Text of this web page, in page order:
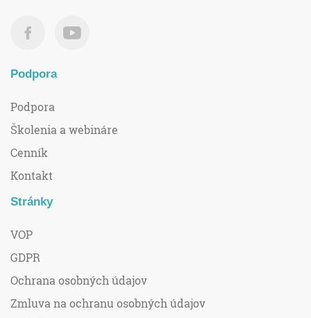
Podpora
Podpora
Školenia a webináre
Cenník
Kontakt
Stránky
VOP
GDPR
Ochrana osobných údajov
Zmluva na ochranu osobných údajov